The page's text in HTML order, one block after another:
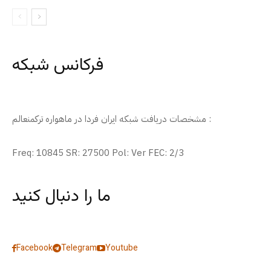
فرکانس شبکه
مشخصات دریافت شبکه ایران فردا در ماهواره ترکمنعالم :
Freq: 10845 SR: 27500 Pol: Ver FEC: 2/3
ما را دنبال کنید
Facebook Telegram
Youtube